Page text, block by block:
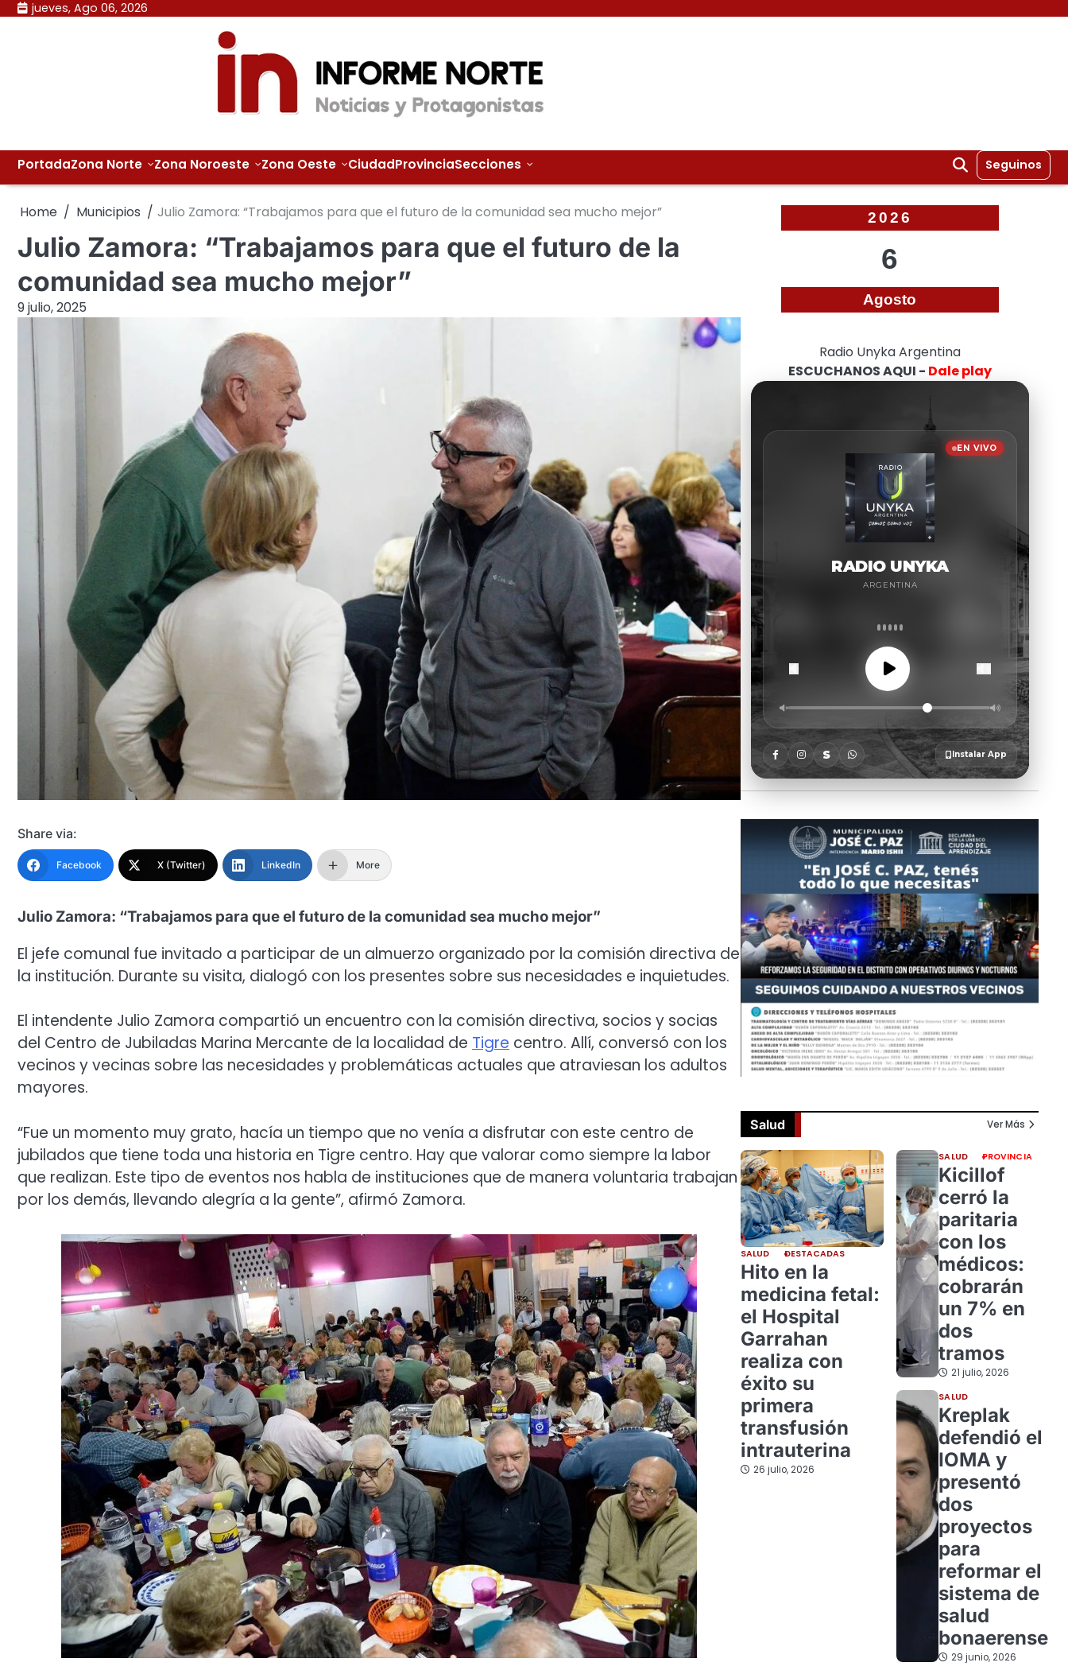
Skip jueves, Ago 06, 2026
PortadaZona Norte Zona Noroeste Zona Oeste CiudadProvinciaSecciones Seguinos
Home Municipios Julio Zamora: “Trabajamos para que el futuro de la comunidad sea mucho mejor”
Julio Zamora: “Trabajamos para que el futuro de la
comunidad sea mucho mejor”
9 julio, 2025
Share via:
Facebook X (Twitter) LinkedIn More
Julio Zamora: “Trabajamos para que el futuro de la comunidad sea mucho mejor”
El jefe comunal fue invitado a participar de un almuerzo organizado por la comisión directiva de
la institución. Durante su visita, dialogó con los presentes sobre sus necesidades e inquietudes.
El intendente Julio Zamora compartió un encuentro con la comisión directiva, socios y socias
del Centro de Jubiladas Marina Mercante de la localidad de Tigre centro. Allí, conversó con los
vecinos y vecinas sobre las necesidades y problemáticas actuales que atraviesan los adultos
mayores.
“Fue un momento muy grato, hacía un tiempo que no venía a disfrutar con este centro de
jubilados que tiene toda una historia en Tigre centro. Hay que valorar como siempre la labor
que realizan. Este tipo de eventos nos habla de instituciones que de manera voluntaria trabajan
por los demás, llevando alegría a la gente”, afirmó Zamora.
2026
6
Agosto
Radio Unyka Argentina
ESCUCHANOS AQUI - Dale play
Salud Ver Más
SALUD DESTACADAS
Hito en la
medicina fetal:
el Hospital
Garrahan
realiza con
éxito su
primera
transfusión
intrauterina
26 julio, 2026
SALUD PROVINCIA
Kicillof
cerró la
paritaria
con los
médicos:
cobrarán
un 7% en
dos
tramos
21 julio, 2026
SALUD
Kreplak
defendió el
IOMA y
presentó
dos
proyectos
para
reformar el
sistema de
salud
bonaerense
29 junio, 2026